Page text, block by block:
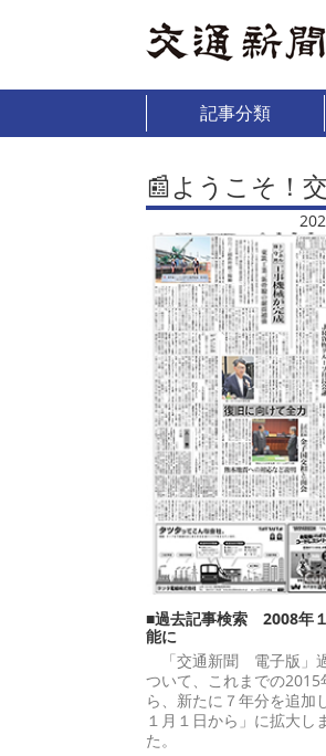
記事分類
📰ようこそ！
■過去記事検索 2008年
能に
「交通新聞 電子版」
ついて、これまでの2015
ら、新たに７年分を追加
１月１日から」に拡大し
た。 交通